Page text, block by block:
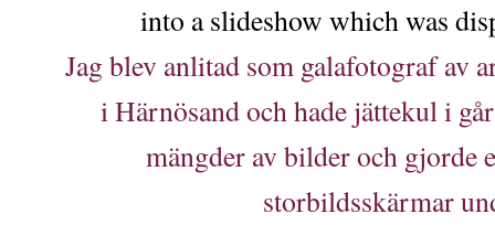
into a slideshow which was
Jag blev anlitad som galafotograf av
i Härnösand och hade jättekul i
mängder av bilder och gjorde
storbildsskärmar